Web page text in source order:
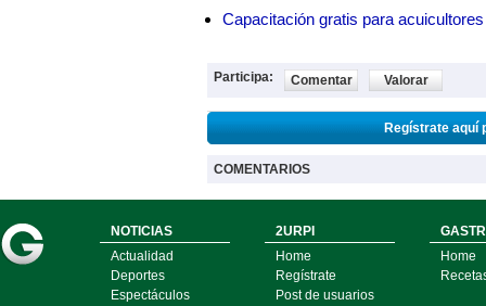
Capacitación gratis para
Participa: Comentar Valorar
Regístrate aquí
COMENTARIOS
NOTICIAS
Actualidad
Deportes
Espectáculos
2URPI
Home
Regístrate
Post de usuarios
Home